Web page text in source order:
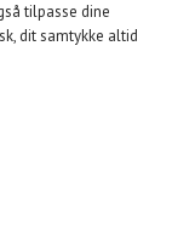
tilpasse dine
dit samtykke altid